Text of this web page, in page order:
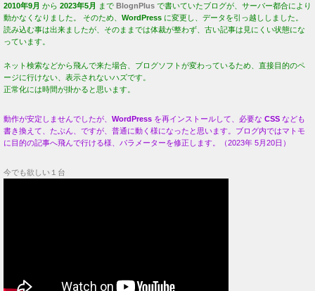
2010年9月 から 2023年5月 まで BlognPlus で書いていたブログが、サーバー都合により
動かなくなりました。 そのため、 WordPress に変更し、データを引っ越ししました。
読み込む事は出来ましたが、そのままでは体裁が整わず、古い記事は見にくい状態にな
っています。
ネット検索などから飛んで来た場合、ブログソフトが変わっているため、直接目的のペ
ージに行けない、表示されないハズです。
正常化には時間が掛かると思います。
動作が安定しませんでしたが、 WordPress を再インストールして、必要な CSS なども
書き換えて、たぶん、ですが、普通に動く様になったと思います。ブログ内ではマトモ
に目的の記事へ飛んで行ける様、パラメーターを修正します。（2023年 5月20日）
今でも欲しい１台